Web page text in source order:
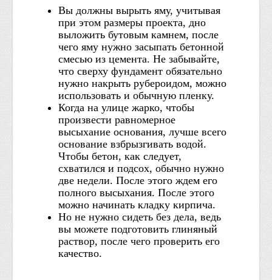
Вы должны вырыть яму, учитывая
при этом размеры проекта, дно
выложить бутовым камнем, после
чего яму нужно засыпать бетонной
смесью из цемента. Не забывайте,
что сверху фундамент обязательно
нужно накрыть рубероидом, можно
использовать и обычную пленку.
Когда на улице жарко, чтобы
произвести равномерное
высыхание основания, лучше всего
основание взбрызгивать водой.
Чтобы бетон, как следует,
схватился и подсох, обычно нужно
две недели. После этого ждем его
полного высыхания. После этого
можно начинать кладку кирпича.
Но не нужно сидеть без дела, ведь
вы можете подготовить глиняный
раствор, после чего проверить его
качество.